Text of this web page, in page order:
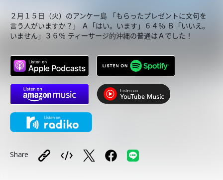
２月１５日（火）のアンケー島 「もらったプレゼントに文句を
言う人がいますか？」 Ａ「はい。います」６４％ Ｂ「いいえ。
いません」３６％ ティーサージ的沖縄の普通はＡでした！
Share